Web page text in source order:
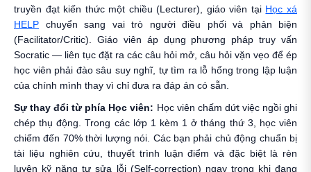
truyền đạt kiến thức một chiều (Lecturer), giáo viên tại Học xá
HELP chuyển sang vai trò người điều phối và phản biện
(Facilitator/Critic). Giáo viên áp dụng phương pháp truy vấn
Socratic — liên tục đặt ra các câu hỏi mở, câu hỏi vặn vẹo để ép
học viên phải đào sâu suy nghĩ, tự tìm ra lỗ hổng trong lập luận
của chính mình thay vì chỉ đưa ra đáp án có sẵn.
Sự thay đổi từ phía Học viên: Học viên chấm dứt việc ngồi ghi
chép thụ động. Trong các lớp 1 kèm 1 ở tháng thứ 3, học viên
chiếm đến 70% thời lượng nói. Các bạn phải chủ động chuẩn bị
tài liệu nghiên cứu, thuyết trình luận điểm và đặc biệt là rèn
luyện kỹ năng tự sửa lỗi (Self-correction) ngay trong khi đang